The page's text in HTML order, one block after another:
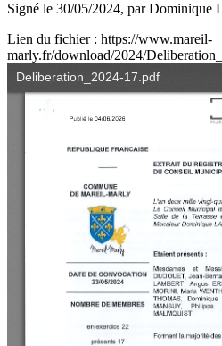
Signé le 30/05/2024, par Dominique
Lien du fichier : https://www.mareil-
marly.fr/download/2024/